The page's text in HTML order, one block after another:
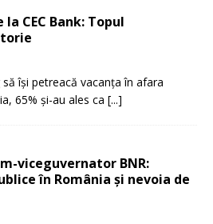
CEC Bank: Topul
își petreacă vacanța în afara
65% și-au ales ca [...]
viceguvernator BNR:
în România și nevoia de